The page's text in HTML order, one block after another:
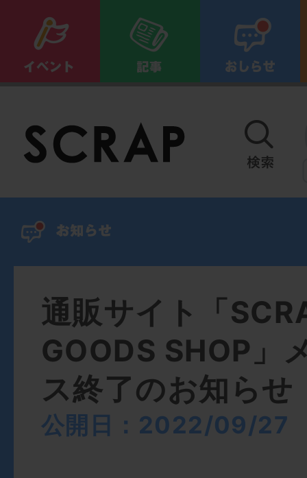
通販サイト「
GOODS SHOP」
ス終了のお知らせ
公開日：2022/09/27